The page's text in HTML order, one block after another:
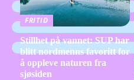
FRITID
Stillhet på vannet: SUP har
blitt nordmenns favoritt for
å oppleve naturen fra
sjøsiden